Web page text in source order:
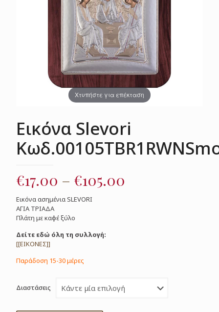
Χτυπήστε για επέκταση
Εικόνα Slevori
€17.00 – €105.00
Εικόνα ασημένια SLEVORI
ΑΓΙΑ ΤΡΙΑΔΑ
Πλάτη με καφέ ξύλο
Δείτε εδώ όλη τη συλλογή:
[[ΕΙΚΟΝΕΣ]]
Παράδοση 15-30 μέρες
Διαστάσεις